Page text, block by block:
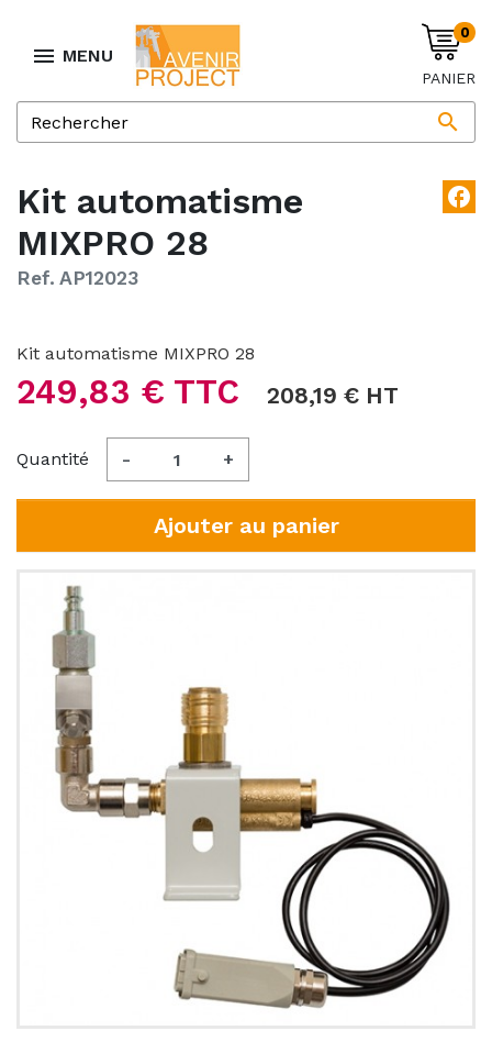
 MENU

0
PANIER
Kit automatisme
MIXPRO 28
facebook
Ref. AP12023
Kit automatisme MIXPRO 28
249,83 € TTC 208,19 € HT
Quantité - +
Ajouter au panier